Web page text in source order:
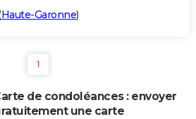
Haute-Garonne)
1
de condoléances : envoyer
une carte